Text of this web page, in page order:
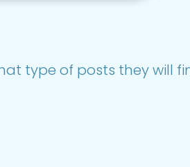
type of posts they will